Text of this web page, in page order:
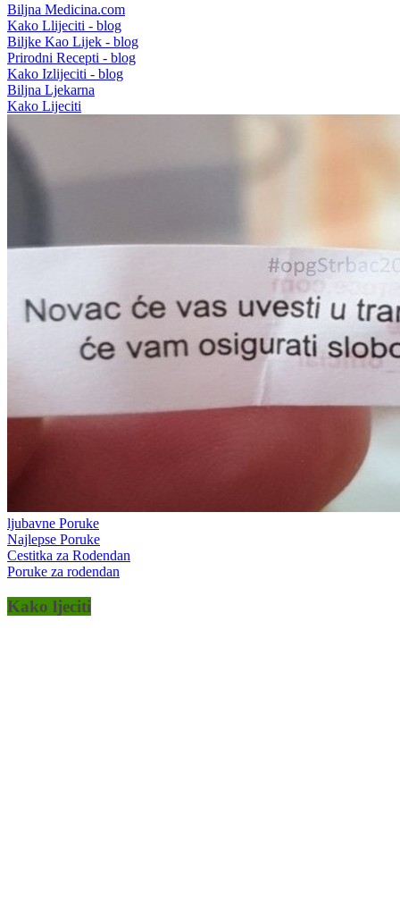
Biljna Medicina.com
Kako Llijeciti - blog
Biljke Kao Lijek - blog
Prirodni Recepti - blog
Kako Izlijeciti - blog
Biljna Ljekarna
Kako Lijeciti
ljubavne Poruke
Najlepse Poruke
Cestitka za Rodendan
Poruke za rodendan
Kako ljeciti